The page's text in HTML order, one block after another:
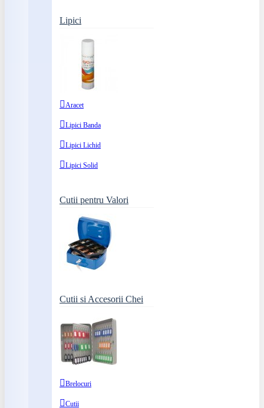
Lipici
Aracet
Lipici Banda
Lipici Lichid
Lipici Solid
Cutii pentru Valori
Cutii si Accesorii Chei
Brelocuri
Cutii